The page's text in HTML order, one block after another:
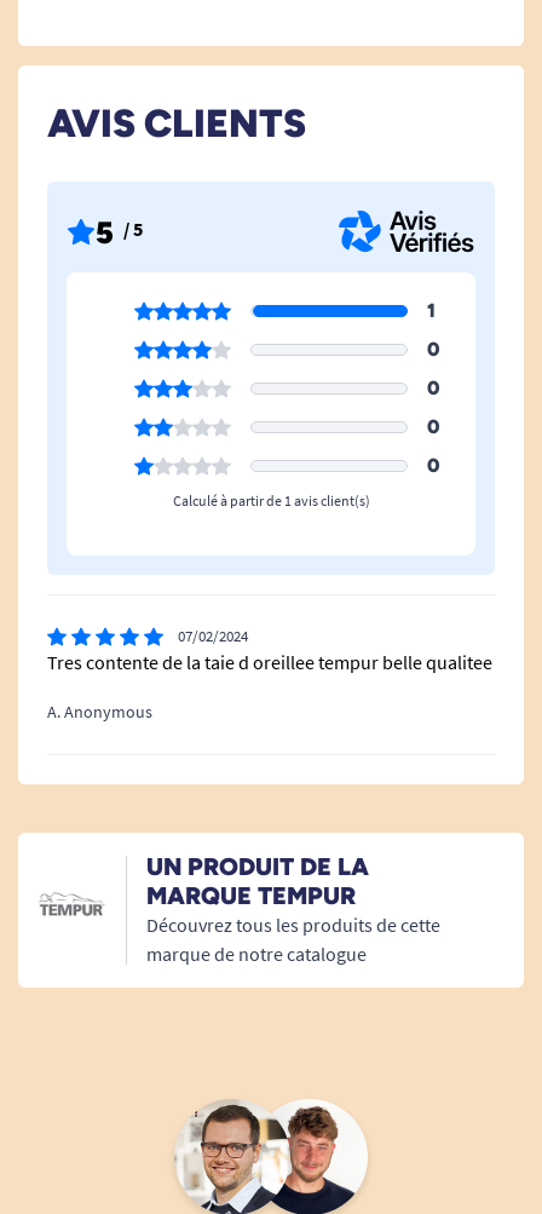
AVIS CLIENTS
5 / 5
1
0
0
0
0
Calculé à partir de 1 avis client(s)
07/02/2024
Tres contente de la taie d oreillee tempur belle qualitee
A. Anonymous
UN PRODUIT DE LA
MARQUE TEMPUR
Découvrez tous les produits de cette
marque de notre catalogue